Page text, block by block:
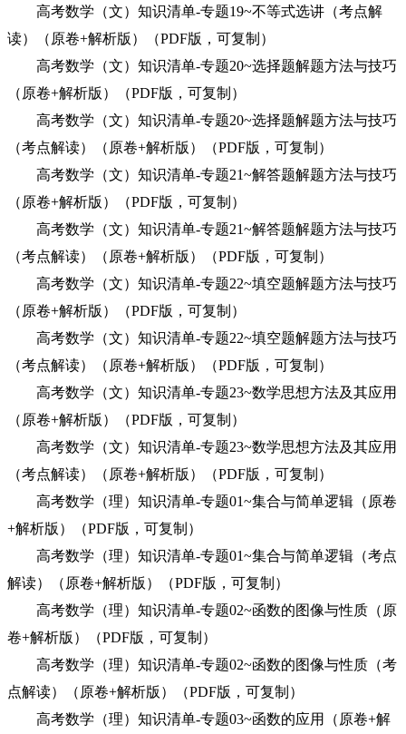
高考数学（文）知识清单-专题19~不等式选讲（考点解
读）（原卷+解析版）（PDF版，可复制）
高考数学（文）知识清单-专题20~选择题解题方法与技巧
（原卷+解析版）（PDF版，可复制）
高考数学（文）知识清单-专题20~选择题解题方法与技巧
（考点解读）（原卷+解析版）（PDF版，可复制）
高考数学（文）知识清单-专题21~解答题解题方法与技巧
（原卷+解析版）（PDF版，可复制）
高考数学（文）知识清单-专题21~解答题解题方法与技巧
（考点解读）（原卷+解析版）（PDF版，可复制）
高考数学（文）知识清单-专题22~填空题解题方法与技巧
（原卷+解析版）（PDF版，可复制）
高考数学（文）知识清单-专题22~填空题解题方法与技巧
（考点解读）（原卷+解析版）（PDF版，可复制）
高考数学（文）知识清单-专题23~数学思想方法及其应用
（原卷+解析版）（PDF版，可复制）
高考数学（文）知识清单-专题23~数学思想方法及其应用
（考点解读）（原卷+解析版）（PDF版，可复制）
高考数学（理）知识清单-专题01~集合与简单逻辑（原卷
+解析版）（PDF版，可复制）
高考数学（理）知识清单-专题01~集合与简单逻辑（考点
解读）（原卷+解析版）（PDF版，可复制）
高考数学（理）知识清单-专题02~函数的图像与性质（原
卷+解析版）（PDF版，可复制）
高考数学（理）知识清单-专题02~函数的图像与性质（考
点解读）（原卷+解析版）（PDF版，可复制）
高考数学（理）知识清单-专题03~函数的应用（原卷+解